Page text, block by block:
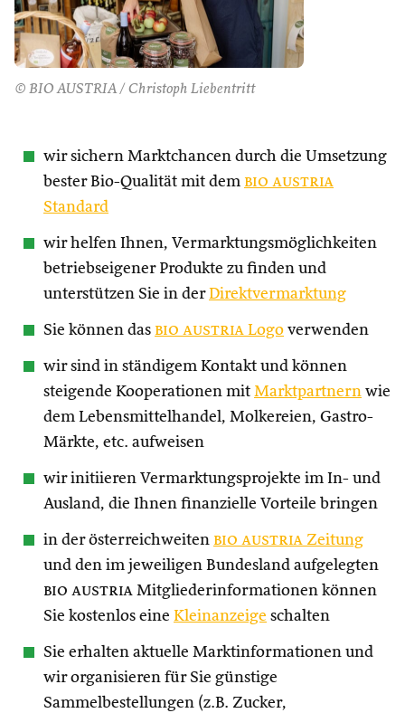
© BIO AUSTRIA / Christoph Liebentritt
wir sichern Marktchancen durch die Umsetzung
bester Bio-Qualität mit dem bio austria
Standard
wir helfen Ihnen, Vermarktungsmöglichkeiten
betriebseigener Produkte zu finden und
unterstützen Sie in derDirektvermarktung
Sie können das bio austria Logo verwenden
wir sind in ständigem Kontakt und können
steigende Kooperationen mit Marktpartnern wie
dem Lebensmittelhandel, Molkereien, Gastro-
Märkte, etc. aufweisen
wir initiieren Vermarktungsprojekte im In- und
Ausland, die Ihnen finanzielle Vorteile bringen
in der österreichweiten bio austria Zeitung
und den im jeweiligen Bundesland aufgelegten
bio austria Mitgliederinformationen können
Sie kostenlos eine Kleinanzeige schalten
Sie erhalten aktuelle Marktinformationen und
wir organisieren für Sie günstige
Sammelbestellungen (z.B. Zucker,